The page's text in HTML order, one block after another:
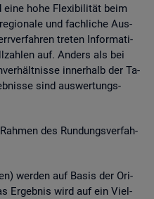
hohe Fle­xi­bi­li­tät beim
und fach­li­che Aus­
tre­ten In­for­ma­ti­
auf. An­ders als bei
in­ner­halb der Ta­
sind aus­wer­tungs­
des Run­dungs­ver­fah­
wer­den auf Basis der Ori­
Er­geb­nis wird auf ein Viel­